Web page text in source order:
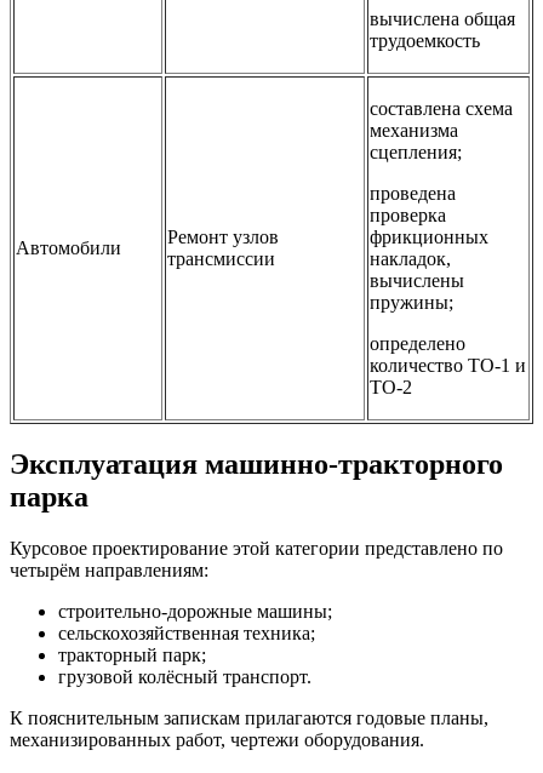
вычислена общая
трудоемкость
Автомобили
Ремонт узлов
трансмиссии
составлена схема
механизма
сцепления;
проведена
проверка
фрикционных
накладок,
вычислены
пружины;
определено
количество ТО-1 и
ТО-2
Эксплуатация машинно-тракторного
парка
Курсовое проектирование этой категории представлено по
четырём направлениям:
строительно-дорожные машины;
сельскохозяйственная техника;
тракторный парк;
грузовой колёсный транспорт.
К пояснительным запискам прилагаются годовые планы,
механизированных работ, чертежи оборудования.